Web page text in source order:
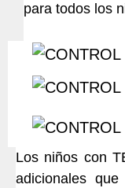
para todos los
Los niños con
adicionales